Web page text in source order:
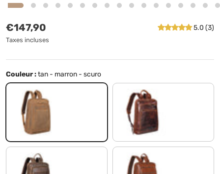
Prix habituel
€147,90
Taxes incluses
5.0 (3)
Couleur :tan - marron - scuro
tan - marron - scuro florida - marron